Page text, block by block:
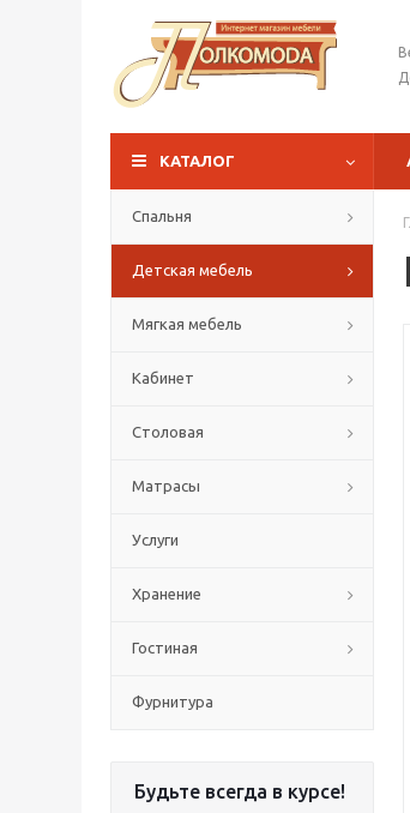
КАТАЛОГ
Спальня
Детская мебель
Мягкая мебель
Кабинет
Столовая
Матрасы
Услуги
Хранение
Гостиная
Фурнитура
Будьте всегда в курсе!